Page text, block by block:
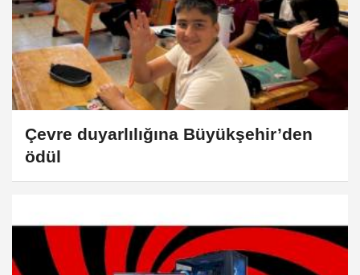
Çevre duyarlılığına Büyükşehir’den
ödül